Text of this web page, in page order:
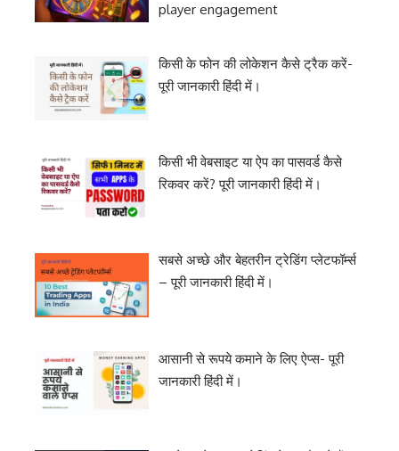
player engagement
किसी के फोन की लोकेशन कैसे ट्रैक करें-
पूरी जानकारी हिंदी में।
किसी भी वेबसाइट या ऐप का पासवर्ड कैसे
रिकवर करें? पूरी जानकारी हिंदी में।
सबसे अच्छे और बेहतरीन ट्रेडिंग प्लेटफॉर्म्स
– पूरी जानकारी हिंदी में।
आसानी से रूपये कमाने के लिए ऐप्स- पूरी
जानकारी हिंदी में।